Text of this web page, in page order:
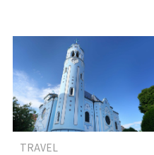
TRAVEL